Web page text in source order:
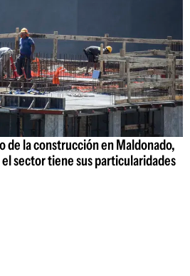
de la construcción en Maldonado,
sector tiene sus particularidades